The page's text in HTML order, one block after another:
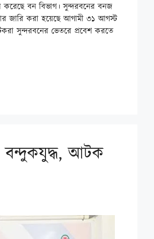
করেছে বন বিভাগ। সুন্দরবনের বনজ
জারি করা হয়েছে আগামী ৩১ আগস্ট
সুন্দরবনের ভেতরে প্রবেশ করতে
বন্দুকযুদ্ধ, আটক